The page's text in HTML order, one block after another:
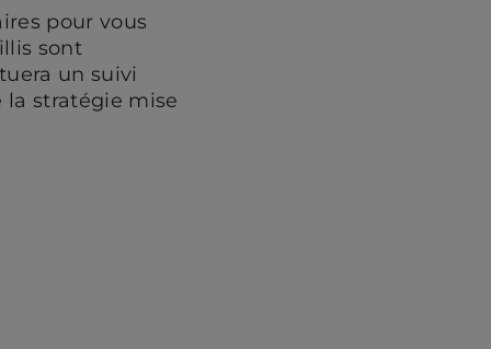
pour vous
sont
un suivi
la stratégie mise